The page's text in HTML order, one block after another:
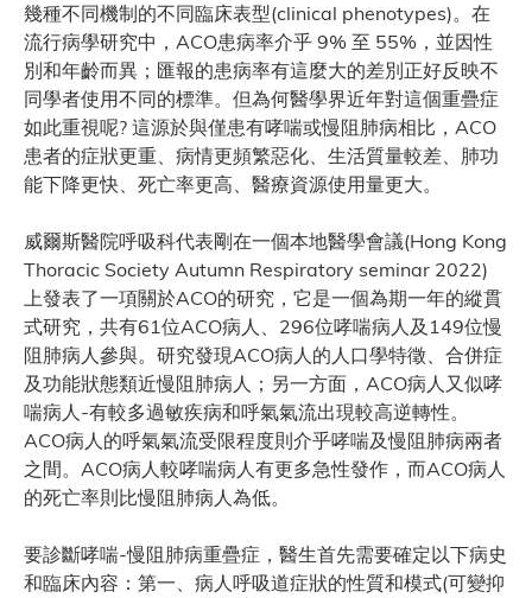
幾種不同機制的不同臨床表型(clinical phenotypes)。在
流行病學研究中，ACO患病率介乎 9% 至 55%，並因性
別和年齡而異；匯報的患病率有這麼大的差別正好反映不
同學者使用不同的標準。但為何醫學界近年對這個重疊症
如此重視呢? 這源於與僅患有哮喘或慢阻肺病相比，ACO
患者的症狀更重、病情更頻繁惡化、生活質量較差、肺功
能下降更快、死亡率更高、醫療資源使用量更大。
威爾斯醫院呼吸科代表剛在一個本地醫學會議(Hong Kong
Thoracic Society Autumn Respiratory seminar 2022)
上發表了一項關於ACO的研究，它是一個為期一年的縱貫
式研究，共有61位ACO病人、296位哮喘病人及149位慢
阻肺病人參與。研究發現ACO病人的人口學特徵、合併症
及功能狀態類近慢阻肺病人；另一方面，ACO病人又似哮
喘病人-有較多過敏疾病和呼氣氣流出現較高逆轉性。
ACO病人的呼氣氣流受限程度則介乎哮喘及慢阻肺病兩者
之間。ACO病人較哮喘病人有更多急性發作，而ACO病人
的死亡率則比慢阻肺病人為低。
要診斷哮喘-慢阻肺病重疊症，醫生首先需要確定以下病史
和臨床內容：第一、病人呼吸道症狀的性質和模式(可變抑